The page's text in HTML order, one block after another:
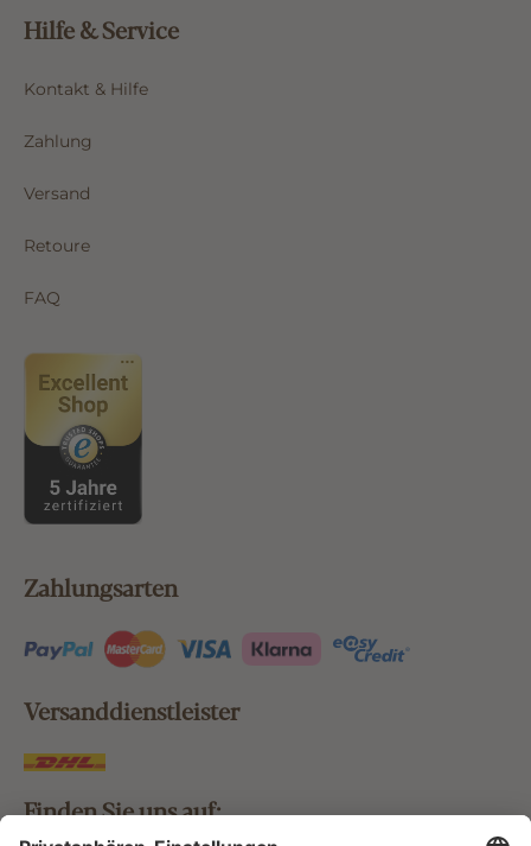
Hilfe & Service
Kontakt & Hilfe
Zahlung
Versand
Retoure
FAQ
Zahlungsarten
Versanddienstleister
Finden Sie uns auf: